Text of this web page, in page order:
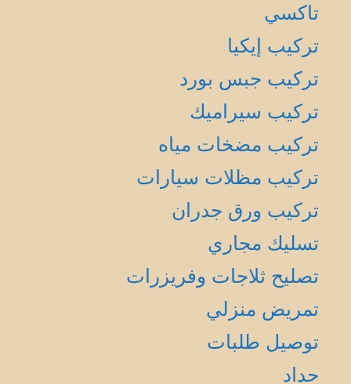
تاكسي
تركيب إيكيا
تركيب جبس بورد
تركيب سيراميك
تركيب مضخات مياه
تركيب مظلات سيارات
تركيب ورق جدران
تسليك مجاري
تصليح ثلاجات وفريزرات
تمريض منزلي
توصيل طلبات
حداد